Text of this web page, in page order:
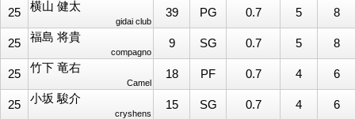
25 横山 健太
gidai club
39 PG 0.7 5 8
25 福島 将貴
compagno
9 SG 0.7 5 8
25 竹下 竜右
Camel
18 PF 0.7 4 6
25 小坂 駿介
cryshens
15 SG 0.7 4 6